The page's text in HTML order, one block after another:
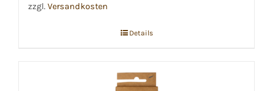
zzgl. Versandkosten
Details